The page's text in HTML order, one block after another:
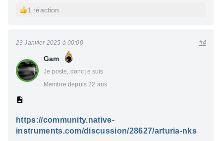
1 réaction
Gam
Je poste, donc je suis
Membre depuis 22 ans
23 Janvier 2025 à 00:00 #4
https://community.native-
instruments.com/discussion/28627/arturia-nks